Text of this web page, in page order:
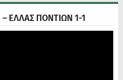
ΕΛΛΑΣ ΠΟΝΤΙΩΝ 1-1